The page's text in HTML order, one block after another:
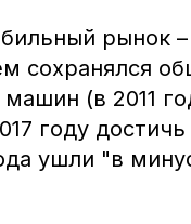
рынок
сохранялся
(в 2011
году
ушли "в